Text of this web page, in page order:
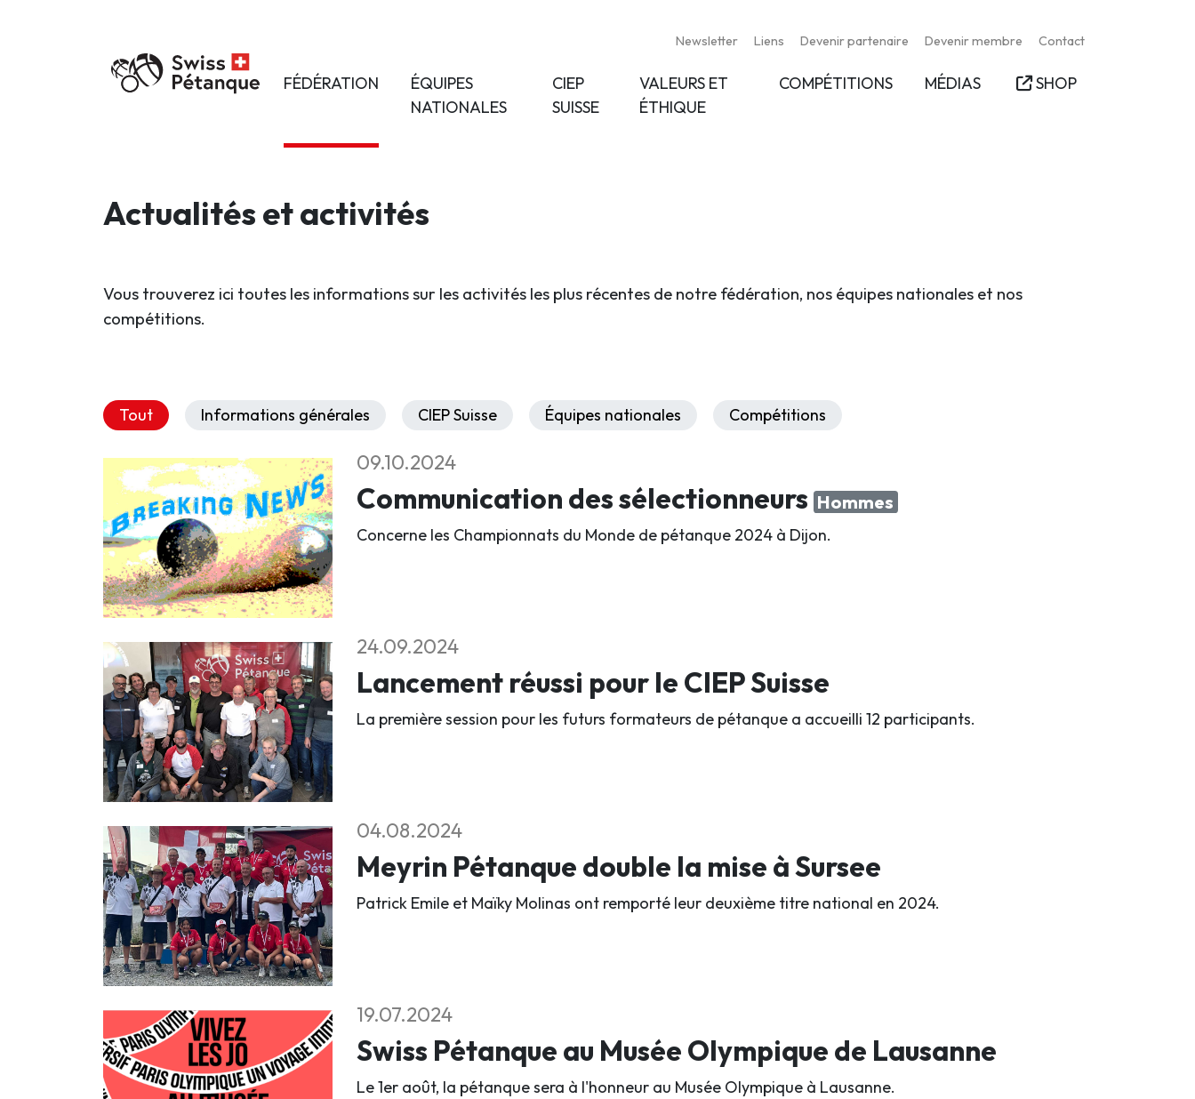
Newsletter Liens Devenir partenaire Devenir membre Contact
FÉDÉRATION
ÉQUIPES
NATIONALES
CIEP
SUISSE
VALEURS ET
ÉTHIQUE
COMPÉTITIONS MÉDIAS SHOP
Actualités et activités
Vous trouverez ici toutes les informations sur les activités les plus récentes de notre fédération, nos équipes nationales et nos
compétitions.
Tout Informations générales CIEP Suisse Équipes nationales Compétitions
09.10.2024
Communication des sélectionneurs Hommes
Concerne les Championnats du Monde de pétanque 2024 à Dijon.
24.09.2024
Lancement réussi pour le CIEP Suisse
La première session pour les futurs formateurs de pétanque a accueilli 12 participants.
04.08.2024
Meyrin Pétanque double la mise à Sursee
Patrick Emile et Maïky Molinas ont remporté leur deuxième titre national en 2024.
19.07.2024
Swiss Pétanque au Musée Olympique de Lausanne
Le 1er août, la pétanque sera à l'honneur au Musée Olympique à Lausanne.